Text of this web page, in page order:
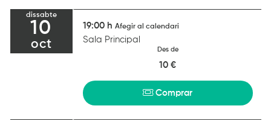
dissabte
10
oct
19:00 h Afegir al calendari
Sala Principal
Des de
10 €
Comprar